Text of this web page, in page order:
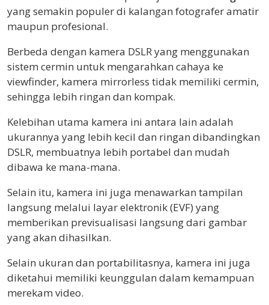
yang semakin populer di kalangan fotografer amatir
maupun profesional.
Berbeda dengan kamera DSLR yang menggunakan
sistem cermin untuk mengarahkan cahaya ke
viewfinder, kamera mirrorless tidak memiliki cermin,
sehingga lebih ringan dan kompak.
Kelebihan utama kamera ini antara lain adalah
ukurannya yang lebih kecil dan ringan dibandingkan
DSLR, membuatnya lebih portabel dan mudah
dibawa ke mana-mana.
Selain itu, kamera ini juga menawarkan tampilan
langsung melalui layar elektronik (EVF) yang
memberikan previsualisasi langsung dari gambar
yang akan dihasilkan.
Selain ukuran dan portabilitasnya, kamera ini juga
diketahui memiliki keunggulan dalam kemampuan
merekam video.